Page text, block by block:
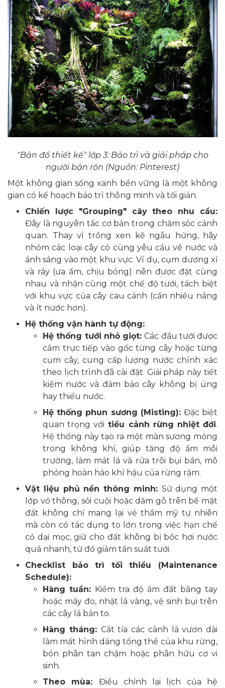
"Bản đồ thiết kế" lớp 3: Bảo trì và giải pháp cho
người bận rộn (Nguồn: Pinterest)
Một không gian sống xanh bền vững là một không
gian có kế hoạch bảo trì thông minh và tối giản.
Chiến lược "Grouping" cây theo nhu cầu:
Đây là nguyên tắc cơ bản trong chăm sóc cảnh
quan. Thay vì trồng xen kẽ ngẫu hứng, hãy
nhóm các loại cây có cùng yêu cầu về nước và
ánh sáng vào một khu vực. Ví dụ, cụm dương xỉ
và ráy (ưa ẩm, chịu bóng) nên được đặt cùng
nhau và nhận cùng một chế độ tưới, tách biệt
với khu vực của cây cau cảnh (cần nhiều nắng
và ít nước hơn).
Hệ thống vận hành tự động:
Hệ thống tưới nhỏ giọt:Các đầu tưới được
cắm trực tiếp vào gốc từng cây hoặc từng
cụm cây, cung cấp lượng nước chính xác
theo lịch trình đã cài đặt. Giải pháp này tiết
kiệm nước và đảm bảo cây không bị úng
hay thiếu nước.
Hệ thống phun sương (Misting): Đặc biệt
quan trọng với tiểu cảnh rừng nhiệt đới.
Hệ thống này tạo ra một màn sương mỏng
trong không khí, giúp tăng độ ẩm môi
trường, làm mát lá và rửa trôi bụi bẩn, mô
phỏng hoàn hảo khí hậu của rừng rậm.
Vật liệu phủ nền thông minh: Sử dụng một
lớp vỏ thông, sỏi cuội hoặc dăm gỗ trên bề mặt
đất không chỉ mang lại vẻ thẩm mỹ tự nhiên
mà còn có tác dụng to lớn trong việc hạn chế
cỏ dại mọc, giữ cho đất không bị bốc hơi nước
quá nhanh, từ đó giảm tần suất tưới.
Checklist bảo trì tối thiểu (Maintenance
Schedule):
Hàng tuần: Kiểm tra độ ẩm đất bằng tay
hoặc máy đo, nhặt lá vàng, vệ sinh bụi trên
các cây lá bản to.
Hàng tháng: Cắt tỉa các cành lá vươn dài
làm mất hình dáng tổng thể của khu rừng,
bón phân tan chậm hoặc phân hữu cơ vi
sinh.
Theo mùa: Điều chỉnh lại lịch của hệ